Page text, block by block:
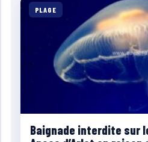
PLAGE
Baignade interdite sur